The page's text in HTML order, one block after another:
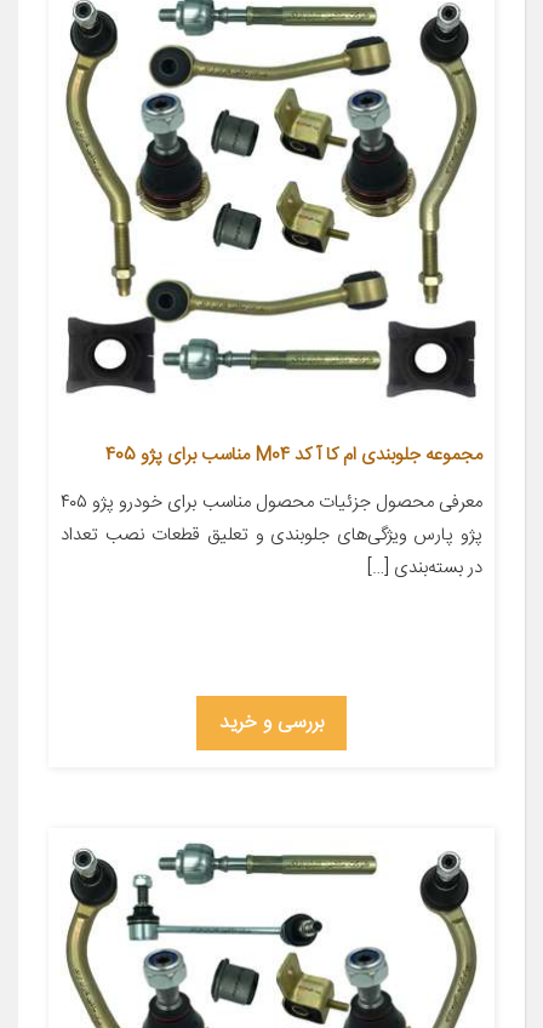
مجموعه جلوبندی ام کا آ کد M04 مناسب برای پژو 405
معرفی محصول جزئیات محصول مناسب برای خودرو پژو ۴۰۵
پژو پارس ویژگی‌های جلوبندی و تعلیق قطعات نصب تعداد
در بسته‌بندی […]
بررسی و خرید